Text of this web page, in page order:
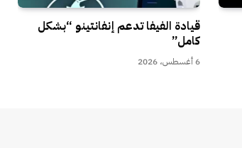
قيادة الفيفا تدعم إنفانتينو “بشكل
كامل”
6 أغسطس، 2026